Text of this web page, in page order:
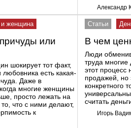
Александр
женщина
или
шокирует тот факт,
есть какая-
Даже в
многие женщины
просто лежать на
что с ними делают,
к
Статьи
В чем
Люди
труда многие
этот процесс
продажей, но
конкретного
считать
Игорь